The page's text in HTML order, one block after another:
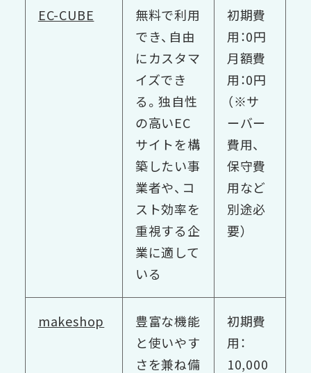
EC-CUBE
無料で利用
でき、自由
にカスタマ
イズでき
る。独自性
の高いEC
サイトを構
築したい事
業者や、コ
スト効率を
重視する企
業に適して
いる
初期費
用：0円
月額費
用：0円
（※サ
ーバー
費用、
保守費
用など
別途必
要）
makeshop
豊富な機能
と使いやす
さを兼ね備
初期費
用：
10,000